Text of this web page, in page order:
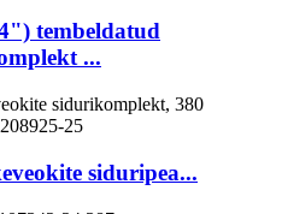
tembeldatud
...
siduripea...